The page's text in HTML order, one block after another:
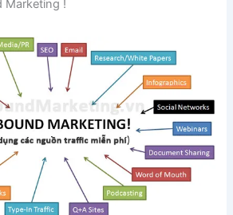
Marketing !